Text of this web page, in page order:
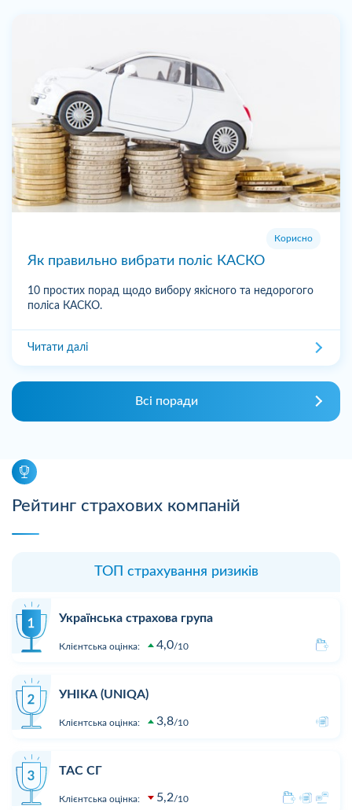
Корисно
Як правильно вибрати поліс КАСКО
10 простих порад щодо вибору якісного та недорогого
поліса КАСКО.
Читати далі
Всі поради
Рейтинг страхових компаній
ТОП страхування ризиків
Українська страхова група
Клієнтська оцінка: 4,0 10
УНІКА (UNIQA)
Клієнтська оцінка: 3,8 10
ТАС СГ
Клієнтська оцінка: 5,2 10